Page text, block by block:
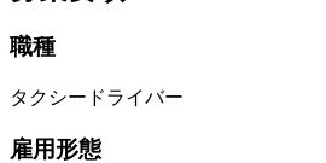
職種
タクシードライバー
雇用形態